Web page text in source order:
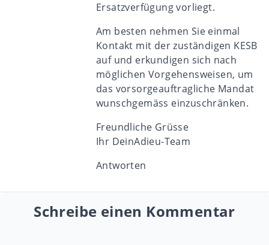
Ersatzverfügung vorliegt.
Am besten nehmen Sie einmal
Kontakt mit der zuständigen KESB
auf und erkundigen sich nach
möglichen Vorgehensweisen, um
das vorsorgeauftragliche Mandat
wunschgemäss einzuschränken.
Freundliche Grüsse
Ihr DeinAdieu-Team
Antworten
Schreibe einen Kommentar